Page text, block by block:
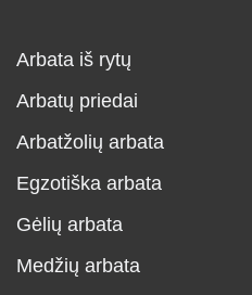
Arbata iš rytų
Arbatų priedai
Arbatžolių arbata
Egzotiška arbata
Gėlių arbata
Medžių arbata